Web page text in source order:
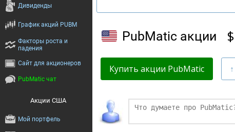
PubMatic акции $
Купить акции PubMatic
Финаме
Дивиденды
График акций PUBM
Факторы роста и
падения
Сайт для акционеров
PubMatic чат
Акции США
Мой портфель